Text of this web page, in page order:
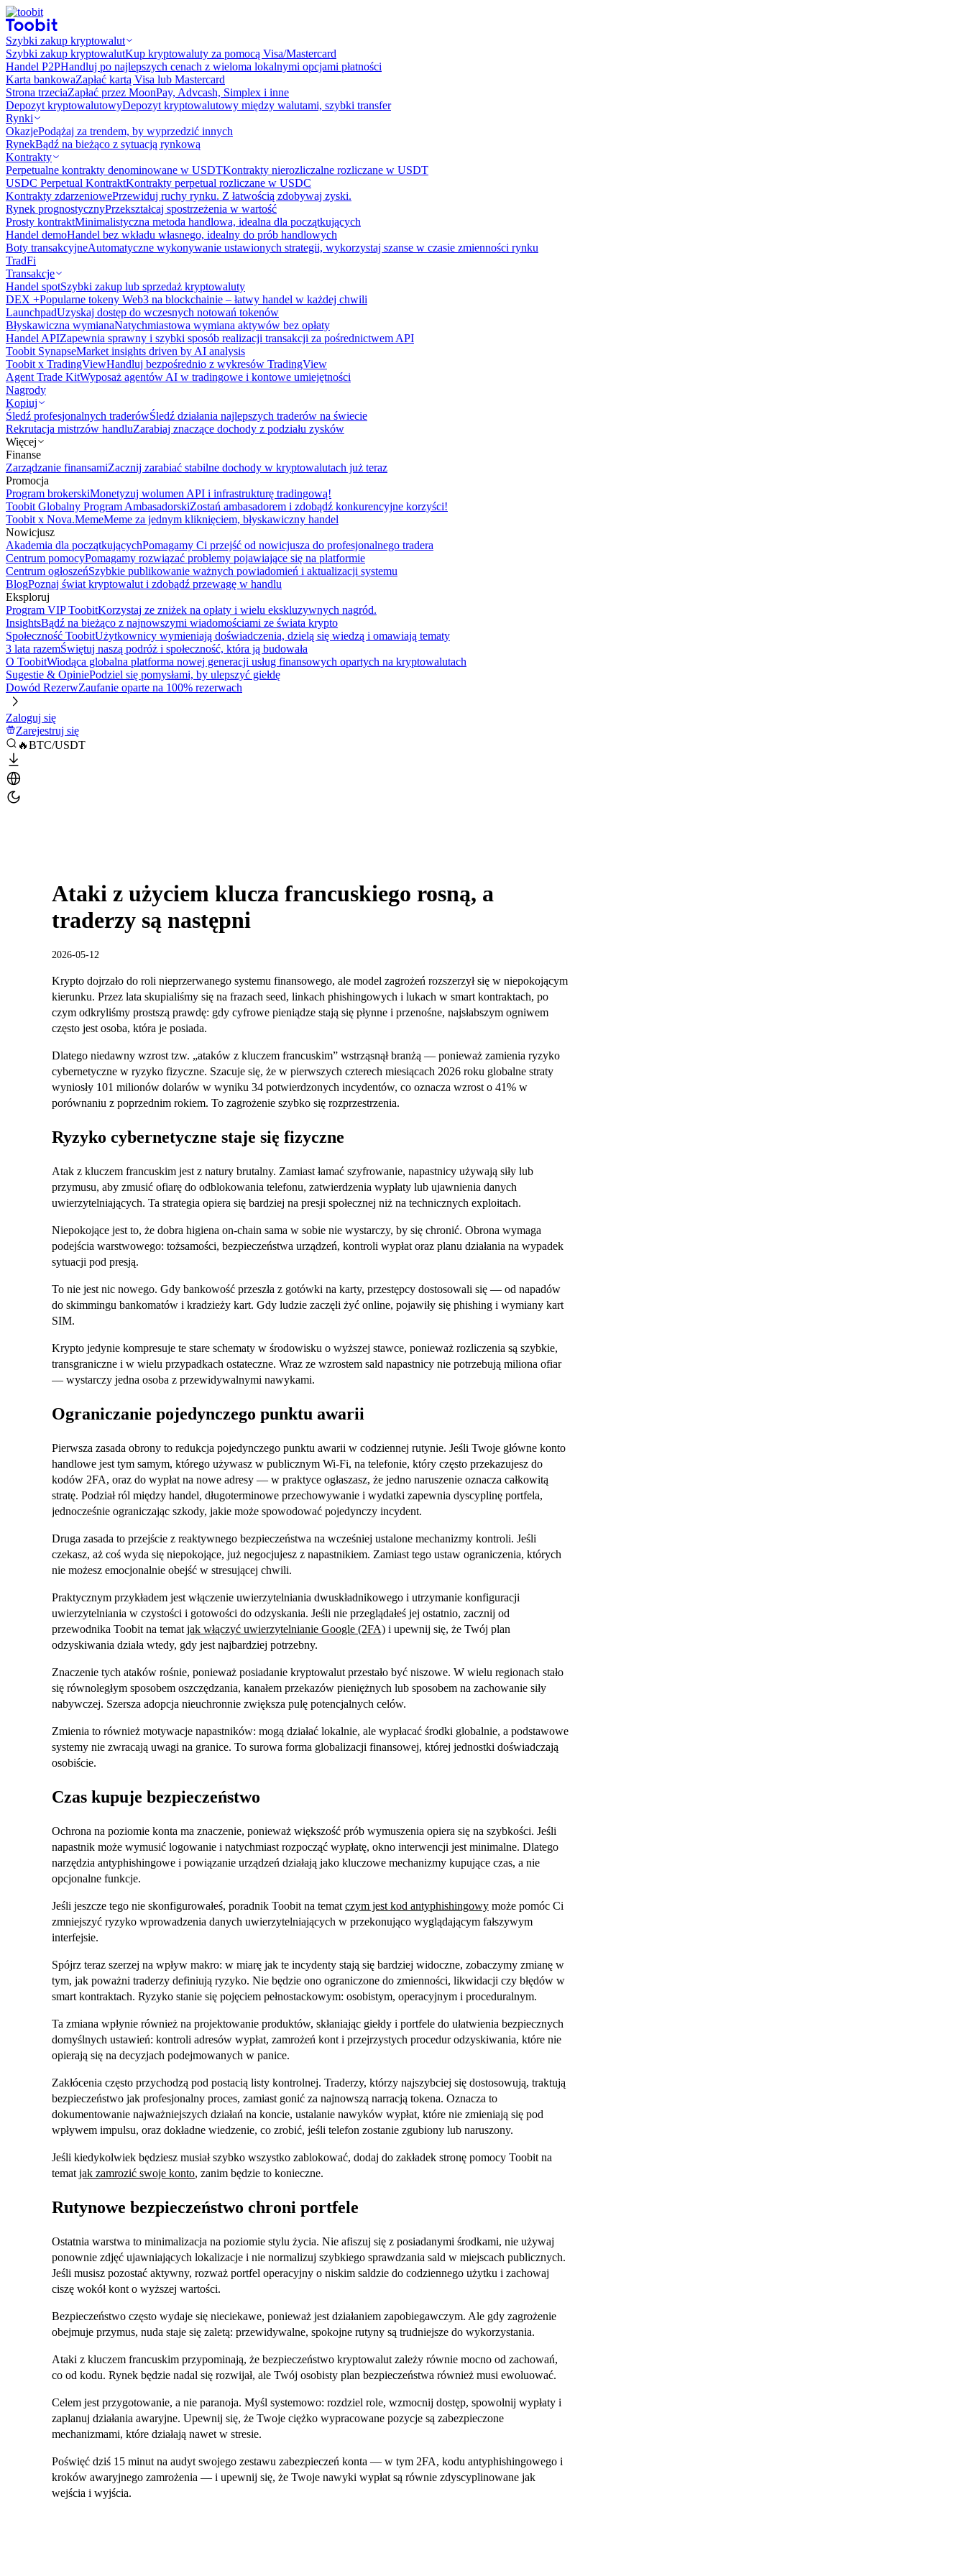
Szybki zakup kryptowalut
Szybki zakup kryptowalutKup kryptowaluty za pomocą Visa/Mastercard
Handel P2PHandluj po najlepszych cenach z wieloma lokalnymi opcjami płatności
Karta bankowaZapłać kartą Visa lub Mastercard
Strona trzeciaZapłać przez MoonPay, Advcash, Simplex i inne
Depozyt kryptowalutowyDepozyt kryptowalutowy między walutami, szybki transfer
Rynki
OkazjePodążaj za trendem, by wyprzedzić innych
RynekBądź na bieżąco z sytuacją rynkową
Kontrakty
Perpetualne kontrakty denominowane w USDTKontrakty nierozliczalne rozliczane w USDT
USDC Perpetual KontraktKontrakty perpetual rozliczane w USDC
Kontrakty zdarzeniowePrzewiduj ruchy rynku. Z łatwością zdobywaj zyski.
Rynek prognostyczny​​Przekształcaj spostrzeżenia w wartość
Prosty kontraktMinimalistyczna metoda handlowa, idealna dla początkujących
Handel demoHandel bez wkładu własnego, idealny do prób handlowych
Boty transakcyjneAutomatyczne wykonywanie ustawionych strategii, wykorzystaj szanse w czasie zmienności rynku
TradFi
Transakcje
Handel spotSzybki zakup lub sprzedaż kryptowaluty
DEX +Popularne tokeny Web3 na blockchainie – łatwy handel w każdej chwili
LaunchpadUzyskaj dostęp do wczesnych notowań tokenów
Błyskawiczna wymianaNatychmiastowa wymiana aktywów bez opłaty
Handel APIZapewnia sprawny i szybki sposób realizacji transakcji za pośrednictwem API
Toobit SynapseMarket insights driven by AI analysis
Toobit x TradingViewHandluj bezpośrednio z wykresów TradingView
Agent Trade KitWyposaż agentów AI w tradingowe i kontowe umiejętności
Nagrody
Kopiuj
Śledź profesjonalnych traderówŚledź działania najlepszych traderów na świecie
Rekrutacja mistrzów handluZarabiaj znaczące dochody z podziału zysków
Więcej
Finanse
Zarządzanie finansamiZacznij zarabiać stabilne dochody w kryptowalutach już teraz
Promocja
Program brokerskiMonetyzuj wolumen API i infrastrukturę tradingową!
Toobit Globalny Program AmbasadorskiZostań ambasadorem i zdobądź konkurencyjne korzyści!
Toobit x Nova.MemeMeme za jednym kliknięciem, błyskawiczny handel
Nowicjusz
Akademia dla początkującychPomagamy Ci przejść od nowicjusza do profesjonalnego tradera
Centrum pomocyPomagamy rozwiązać problemy pojawiające się na platformie
Centrum ogłoszeńSzybkie publikowanie ważnych powiadomień i aktualizacji systemu
BlogPoznaj świat kryptowalut i zdobądź przewagę w handlu
Eksploruj
Program VIP ToobitKorzystaj ze zniżek na opłaty i wielu ekskluzywnych nagród.
InsightsBądź na bieżąco z najnowszymi wiadomościami ze świata krypto
Społeczność ToobitUżytkownicy wymieniają doświadczenia, dzielą się wiedzą i omawiają tematy
3 lata razemŚwiętuj naszą podróż i społeczność, która ją budowała
O ToobitWiodąca globalna platforma nowej generacji usług finansowych opartych na kryptowalutach
Sugestie & OpiniePodziel się pomysłami, by ulepszyć giełdę
Dowód RezerwZaufanie oparte na 100% rezerwach
Zaloguj się
Zarejestruj się
🔥BTC/USDT
Ataki z użyciem klucza francuskiego rosną, a
traderzy są następni
2026-05-12
Krypto dojrzało do roli nieprzerwanego systemu finansowego, ale model zagrożeń rozszerzył się w niepokojącym
kierunku. Przez lata skupialiśmy się na frazach seed, linkach phishingowych i lukach w smart kontraktach, po
czym odkryliśmy prostszą prawdę: gdy cyfrowe pieniądze stają się płynne i przenośne, najsłabszym ogniwem
często jest osoba, która je posiada.
Dlatego niedawny wzrost tzw. „ataków z kluczem francuskim” wstrząsnął branżą — ponieważ zamienia ryzyko
cybernetyczne w ryzyko fizyczne. Szacuje się, że w pierwszych czterech miesiącach 2026 roku globalne straty
wyniosły 101 milionów dolarów w wyniku 34 potwierdzonych incydentów, co oznacza wzrost o 41% w
porównaniu z poprzednim rokiem. To zagrożenie szybko się rozprzestrzenia.
Ryzyko cybernetyczne staje się fizyczne
Atak z kluczem francuskim jest z natury brutalny. Zamiast łamać szyfrowanie, napastnicy używają siły lub
przymusu, aby zmusić ofiarę do odblokowania telefonu, zatwierdzenia wypłaty lub ujawnienia danych
uwierzytelniających. Ta strategia opiera się bardziej na presji społecznej niż na technicznych exploitach.
Niepokojące jest to, że dobra higiena on-chain sama w sobie nie wystarczy, by się chronić. Obrona wymaga
podejścia warstwowego: tożsamości, bezpieczeństwa urządzeń, kontroli wypłat oraz planu działania na wypadek
sytuacji pod presją.
To nie jest nic nowego. Gdy bankowość przeszła z gotówki na karty, przestępcy dostosowali się — od napadów
do skimmingu bankomatów i kradzieży kart. Gdy ludzie zaczęli żyć online, pojawiły się phishing i wymiany kart
SIM.
Krypto jedynie kompresuje te stare schematy w środowisku o wyższej stawce, ponieważ rozliczenia są szybkie,
transgraniczne i w wielu przypadkach ostateczne. Wraz ze wzrostem sald napastnicy nie potrzebują miliona ofiar
— wystarczy jedna osoba z przewidywalnymi nawykami.
Ograniczanie pojedynczego punktu awarii
Pierwsza zasada obrony to redukcja pojedynczego punktu awarii w codziennej rutynie. Jeśli Twoje główne konto
handlowe jest tym samym, którego używasz w publicznym Wi‑Fi, na telefonie, który często przekazujesz do
kodów 2FA, oraz do wypłat na nowe adresy — w praktyce ogłaszasz, że jedno naruszenie oznacza całkowitą
stratę. Podział ról między handel, długoterminowe przechowywanie i wydatki zapewnia dyscyplinę portfela,
jednocześnie ograniczając szkody, jakie może spowodować pojedynczy incydent.
Druga zasada to przejście z reaktywnego bezpieczeństwa na wcześniej ustalone mechanizmy kontroli. Jeśli
czekasz, aż coś wyda się niepokojące, już negocjujesz z napastnikiem. Zamiast tego ustaw ograniczenia, których
nie możesz emocjonalnie obejść w stresującej chwili.
Praktycznym przykładem jest włączenie uwierzytelniania dwuskładnikowego i utrzymanie konfiguracji
uwierzytelniania w czystości i gotowości do odzyskania. Jeśli nie przeglądałeś jej ostatnio, zacznij od
przewodnika Toobit na temat jak włączyć uwierzytelnianie Google (2FA) i upewnij się, że Twój plan
odzyskiwania działa wtedy, gdy jest najbardziej potrzebny.
Znaczenie tych ataków rośnie, ponieważ posiadanie kryptowalut przestało być niszowe. W wielu regionach stało
się równoległym sposobem oszczędzania, kanałem przekazów pieniężnych lub sposobem na zachowanie siły
nabywczej. Szersza adopcja nieuchronnie zwiększa pulę potencjalnych celów.
Zmienia to również motywacje napastników: mogą działać lokalnie, ale wypłacać środki globalnie, a podstawowe
systemy nie zwracają uwagi na granice. To surowa forma globalizacji finansowej, której jednostki doświadczają
osobiście.
Czas kupuje bezpieczeństwo
Ochrona na poziomie konta ma znaczenie, ponieważ większość prób wymuszenia opiera się na szybkości. Jeśli
napastnik może wymusić logowanie i natychmiast rozpocząć wypłatę, okno interwencji jest minimalne. Dlatego
narzędzia antyphishingowe i powiązanie urządzeń działają jako kluczowe mechanizmy kupujące czas, a nie
opcjonalne funkcje.
Jeśli jeszcze tego nie skonfigurowałeś, poradnik Toobit na temat czym jest kod antyphishingowy może pomóc Ci
zmniejszyć ryzyko wprowadzenia danych uwierzytelniających w przekonująco wyglądającym fałszywym
interfejsie.
Spójrz teraz szerzej na wpływ makro: w miarę jak te incydenty stają się bardziej widoczne, zobaczymy zmianę w
tym, jak poważni traderzy definiują ryzyko. Nie będzie ono ograniczone do zmienności, likwidacji czy błędów w
smart kontraktach. Ryzyko stanie się pojęciem pełnostackowym: osobistym, operacyjnym i proceduralnym.
Ta zmiana wpłynie również na projektowanie produktów, skłaniając giełdy i portfele do ułatwienia bezpiecznych
domyślnych ustawień: kontroli adresów wypłat, zamrożeń kont i przejrzystych procedur odzyskiwania, które nie
opierają się na decyzjach podejmowanych w panice.
Zakłócenia często przychodzą pod postacią listy kontrolnej. Traderzy, którzy najszybciej się dostosowują, traktują
bezpieczeństwo jak profesjonalny proces, zamiast gonić za najnowszą narracją tokena. Oznacza to
dokumentowanie najważniejszych działań na koncie, ustalanie nawyków wypłat, które nie zmieniają się pod
wpływem impulsu, oraz dokładne wiedzenie, co zrobić, jeśli telefon zostanie zgubiony lub naruszony.
Jeśli kiedykolwiek będziesz musiał szybko wszystko zablokować, dodaj do zakładek stronę pomocy Toobit na
temat jak zamrozić swoje konto, zanim będzie to konieczne.
Rutynowe bezpieczeństwo chroni portfele
Ostatnia warstwa to minimalizacja na poziomie stylu życia. Nie afiszuj się z posiadanymi środkami, nie używaj
ponownie zdjęć ujawniających lokalizacje i nie normalizuj szybkiego sprawdzania sald w miejscach publicznych.
Jeśli musisz pozostać aktywny, rozważ portfel operacyjny o niskim saldzie do codziennego użytku i zachowaj
ciszę wokół kont o wyższej wartości.
Bezpieczeństwo często wydaje się nieciekawe, ponieważ jest działaniem zapobiegawczym. Ale gdy zagrożenie
obejmuje przymus, nuda staje się zaletą: przewidywalne, spokojne rutyny są trudniejsze do wykorzystania.
Ataki z kluczem francuskim przypominają, że bezpieczeństwo kryptowalut zależy równie mocno od zachowań,
co od kodu. Rynek będzie nadal się rozwijał, ale Twój osobisty plan bezpieczeństwa również musi ewoluować.
Celem jest przygotowanie, a nie paranoja. Myśl systemowo: rozdziel role, wzmocnij dostęp, spowolnij wypłaty i
zaplanuj działania awaryjne. Upewnij się, że Twoje ciężko wypracowane pozycje są zabezpieczone
mechanizmami, które działają nawet w stresie.
Poświęć dziś 15 minut na audyt swojego zestawu zabezpieczeń konta — w tym 2FA, kodu antyphishingowego i
kroków awaryjnego zamrożenia — i upewnij się, że Twoje nawyki wypłat są równie zdyscyplinowane jak
wejścia i wyjścia.